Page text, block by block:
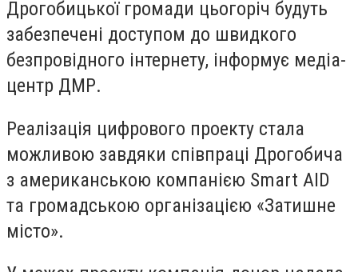
Дрогобицької громади цьогоріч будуть
забезпечені доступом до швидкого
безпровідного інтернету, інформує медіа-
центр ДМР.
Реалізація цифрового проекту стала
можливою завдяки співпраці Дрогобича
з американською компанією Smart AID
та громадською організацією «Затишне
місто».